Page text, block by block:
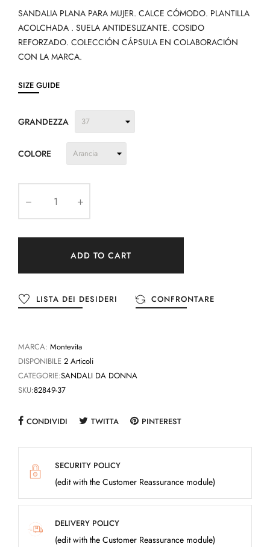
SANDALIA PLANA PARA MUJER. CALCE CÓMODO. PLANTILLA
ACOLCHADA . SUELA ANTIDESLIZANTE. COSIDO
REFORZADO. COLECCIÓN CÁPSULA EN COLABORACIÓN
CON LA MARCA.
SIZE GUIDE
GRANDEZZA
COLORE
ADD TO CART
LISTA DEI DESIDERI CONFRONTARE
MARCA: Montevita
DISPONIBILE 2 Articoli
CATEGORIE:SANDALI DA DONNA
SKU:82849-37
CONDIVIDI TWITTA PINTEREST
SECURITY POLICY
(edit with the Customer Reassurance module)
DELIVERY POLICY
(edit with the Customer Reassurance module)